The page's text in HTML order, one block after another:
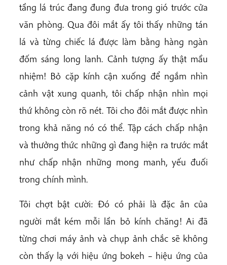
tầng lá trúc đang đung đưa trong gió trước cửa
văn phòng. Qua đôi mắt ấy tôi thấy những tán
lá và từng chiếc lá được làm bằng hàng ngàn
đốm sáng long lanh. Cảnh tượng ấy thật mầu
nhiệm! Bỏ cặp kính cận xuống để ngắm nhìn
cảnh vật xung quanh, tôi chấp nhận nhìn mọi
thứ không còn rõ nét. Tôi cho đôi mắt được nhìn
trong khả năng nó có thể. Tập cách chấp nhận
và thưởng thức những gì đang hiện ra trước mắt
như chấp nhận những mong manh, yếu đuối
trong chính mình.
Tôi chợt bật cười: Đó có phải là đặc ân của
người mắt kém mỗi lần bỏ kính chăng! Ai đã
từng chơi máy ảnh và chụp ảnh chắc sẽ không
còn thấy lạ với hiệu ứng bokeh – hiệu ứng của